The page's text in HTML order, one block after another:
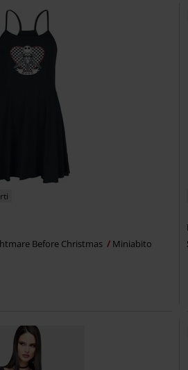
Before Christmas Miniabito